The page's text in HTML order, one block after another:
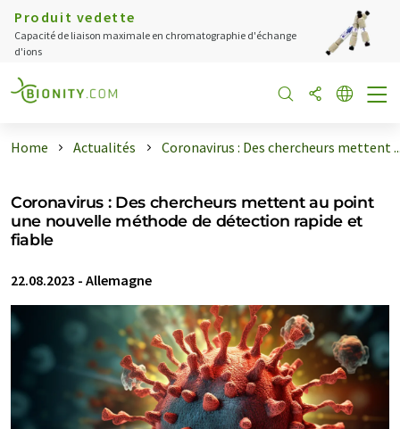
Produit vedette
Capacité de liaison maximale en chromatographie d'échange
d'ions
Home Actualités Coronavirus : Des chercheurs mettent
Coronavirus : Des chercheurs mettent au point
une nouvelle méthode de détection rapide et
fiable
22.08.2023 - Allemagne